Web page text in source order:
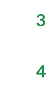
3
4